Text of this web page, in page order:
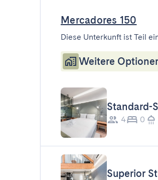
Mercadores 150
Diese Unterkunft ist Teil
Weitere
Standard-
4 0
Superior